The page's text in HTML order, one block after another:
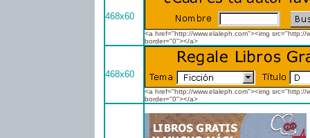
468x60
<a href="http://www.elaleph.com"><img
border="0"></a>
468x60
<a href="http://www.elaleph.com"><img
border="0"></a>